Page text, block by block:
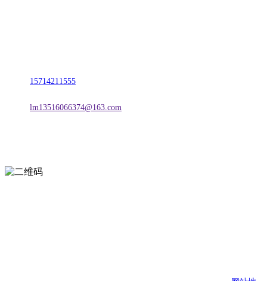
15714211555
lm13516066374@163.com